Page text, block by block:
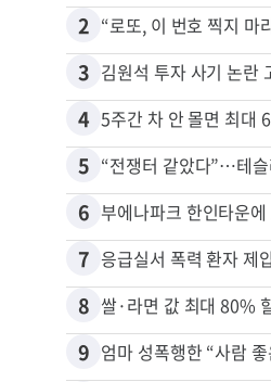
2
3 김원석 투자 사기 논란
4 5주간 차 안 몰면 최대
5
6
7
8
9